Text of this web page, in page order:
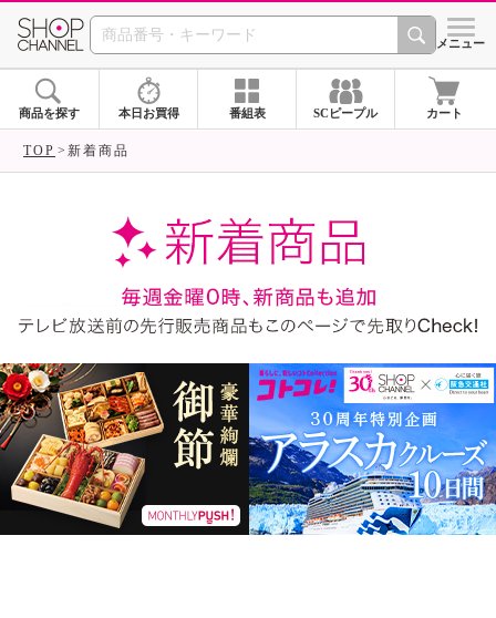
SHOP CHANNEL ショッ
メニュー
商品を探す 本日お買得 番組表 SCピープル カート
TOP 新着商品